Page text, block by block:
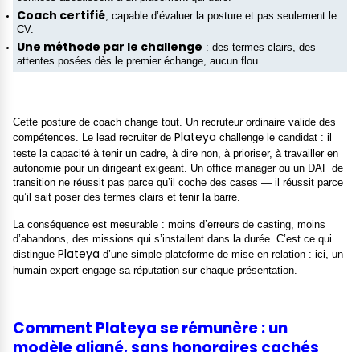
Coach certifié , capable d’évaluer la posture et pas seulement le
CV.
Une méthode par le challenge : des termes clairs, des
attentes posées dès le premier échange, aucun flou.
Cette posture de coach change tout. Un recruteur ordinaire valide des
compétences. Le lead recruiter de Plateya challenge le candidat : il
teste la capacité à tenir un cadre, à dire non, à prioriser, à travailler en
autonomie pour un dirigeant exigeant. Un office manager ou un DAF de
transition ne réussit pas parce qu’il coche des cases — il réussit parce
qu’il sait poser des termes clairs et tenir la barre.
La conséquence est mesurable : moins d’erreurs de casting, moins
d’abandons, des missions qui s’installent dans la durée. C’est ce qui
distingue Plateya d’une simple plateforme de mise en relation : ici, un
humain expert engage sa réputation sur chaque présentation.
Comment Plateya se rémunère : un
modèle aligné, sans honoraires cachés